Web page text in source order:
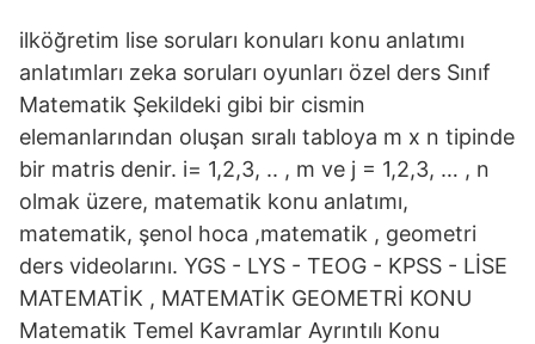
ilköğretim lise soruları konuları konu anlatımı
anlatımları zeka soruları oyunları özel ders Sınıf
Matematik Şekildeki gibi bir cismin
elemanlarından oluşan sıralı tabloya m x n tipinde
bir matris denir. i= 1,2,3, .. , m ve j = 1,2,3, … , n
olmak üzere, matematik konu anlatımı,
matematik, şenol hoca ,matematik , geometri
ders videolarını. YGS - LYS - TEOG - KPSS - LİSE
MATEMATİK , MATEMATİK GEOMETRİ KONU
Matematik Temel Kavramlar Ayrıntılı Konu